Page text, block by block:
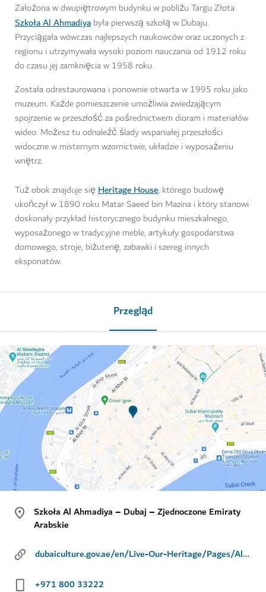
Założona w dwupiętrowym budynku w pobliżu Targu Złota
Szkoła Al Ahmadiya była pierwszą szkołą w Dubaju.
Przyciągała wówczas najlepszych naukowców oraz uczonych z
regionu i utrzymywała wysoki poziom nauczania od 1912 roku
do czasu jej zamknięcia w 1958 roku.
Została odrestaurowana i ponownie otwarta w 1995 roku jako
muzeum. Każde pomieszczenie umożliwia zwiedzającym
spojrzenie w przeszłość za pośrednictwem dioram i materiałów
wideo. Możesz tu odnaleźć ślady wspaniałej przeszłości
widoczne w misternym wzornictwie, układzie i wyposażeniu
wnętrz.
Tuż obok znajduje sięHeritage House, którego budowę
ukończył w 1890 roku Matar Saeed bin Mazina i który stanowi
doskonały przykład historycznego budynku mieszkalnego,
wyposażonego w tradycyjne meble, artykuły gospodarstwa
domowego, stroje, biżuterię, zabawki i szereg innych
eksponatów.
Przegląd
Szkoła Al Ahmadiya – Dubaj – Zjednoczone Emiraty
Arabskie
dubaiculture.gov.ae/en/Live-Our-Heritage/Pages/AlAhmadiyaSchool.aspx
+971 800 33222